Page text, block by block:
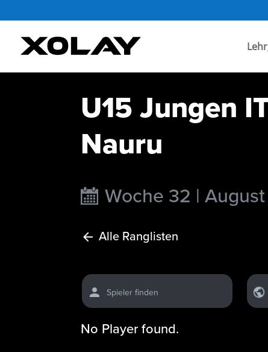
U15 Jungen
Nauru
Woche 32 |
Alle Ranglisten
Spieler finden
No Player found.